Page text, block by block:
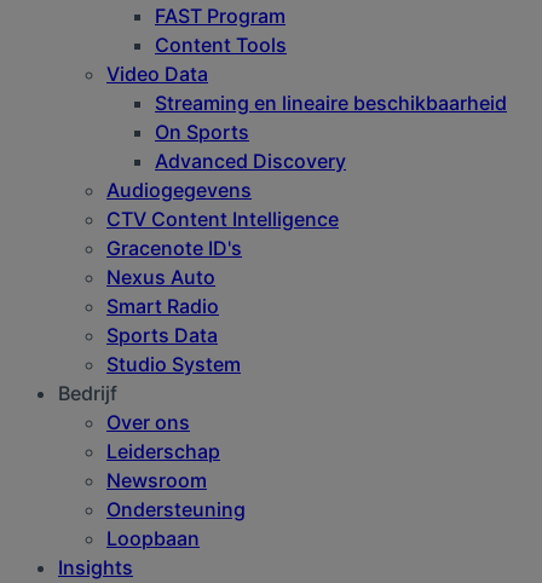
FAST Program
Content Tools
Video Data
Streaming en lineaire beschikbaarheid
On Sports
Advanced Discovery
Audiogegevens
CTV Content Intelligence
Gracenote ID's
Nexus Auto
Smart Radio
Sports Data
Studio System
Bedrijf
Over ons
Leiderschap
Newsroom
Ondersteuning
Loopbaan
Insights